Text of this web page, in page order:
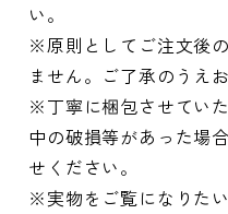
い。
※原則としてご注文後
ません。ご了承のうえ
※丁寧に梱包させてい
中の破損等があった場
せください。
※実物をご覧になりた